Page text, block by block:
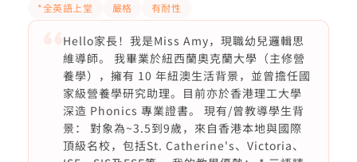
*全英語上堂 嚴格 有耐性
Hello家長！我是Miss Amy，現職幼兒邏輯思
維導師。 我畢業於紐西蘭奧克蘭大學（主修營
養學），擁有 10 年紐澳生活背景，並曾擔任國
家級營養學研究助理。目前亦於香港理工大學
深造 Phonics 專業證書。 現有/曾教導學生背
景： 對象為~3.5到9歲，來自香港本地與國際
頂級名校，包括St. Catherine's、Victoria、